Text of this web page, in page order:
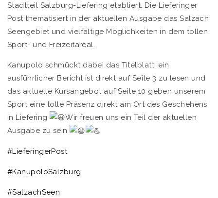
Stadtteil Salzburg-Liefering etabliert. Die Lieferinger
Post thematisiert in der aktuellen Ausgabe das Salzach
Seengebiet und vielfältige Möglichkeiten in dem tollen
Sport- und Freizeitareal.
Kanupolo schmückt dabei das Titelblatt, ein
ausführlicher Bericht ist direkt auf Seite 3 zu lesen und
das aktuelle Kursangebot auf Seite 10 geben unserem
Sport eine tolle Präsenz direkt am Ort des Geschehens
in Liefering
Wir freuen uns ein Teil der aktuellen
Ausgabe zu sein
#LieferingerPost
#KanupoloSalzburg
#SalzachSeen